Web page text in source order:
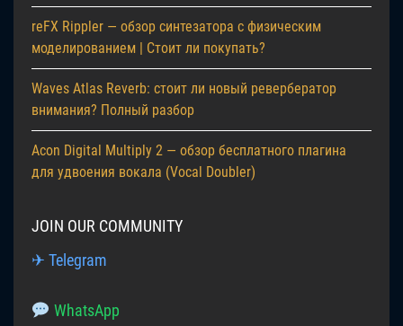
reFX Rippler — обзор синтезатора с физическим
моделированием | Стоит ли покупать?
Waves Atlas Reverb: стоит ли новый ревербератор
внимания? Полный разбор
Acon Digital Multiply 2 — обзор бесплатного плагина
для удвоения вокала (Vocal Doubler)
JOIN OUR COMMUNITY
✈ Telegram
WhatsApp